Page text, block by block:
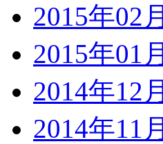
2015年02月
2015年01月
2014年12月
2014年11月